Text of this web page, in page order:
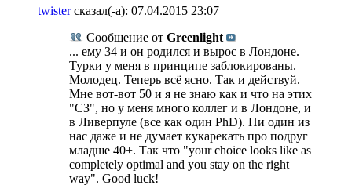
twisterсказал(-а): 07.04.2015 23:07
Сообщение от Greenlight
... ему 34 и он родился и вырос в Лондоне.
Турки у меня в принципе заблокированы.
Молодец. Теперь всё ясно. Так и действуй.
Мне вот-вот 50 и я не знаю как и что на этих
"СЗ", но у меня много коллег и в Лондоне, и
в Ливерпуле (все как один PhD). Ни один из
нас даже и не думает кукарекать про подруг
младше 40+. Так что "your choice looks like as
completely optimal and you stay on the right
way". Good luck!